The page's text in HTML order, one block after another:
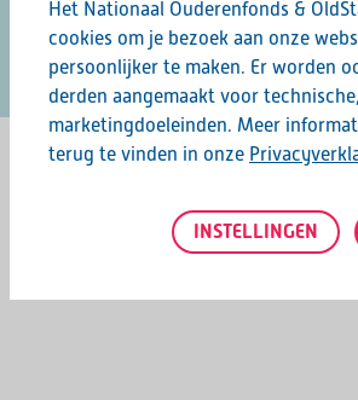
Het Nationaal Ouderenfonds &
cookies om je bezoek aan onze
persoonlijker te maken. Er worden
derden aangemaakt voor
marketingdoeleinden. Meer
terug te vinden in onze
INSTELLINGEN